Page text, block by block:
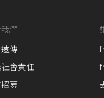
們
傳
會責任
募